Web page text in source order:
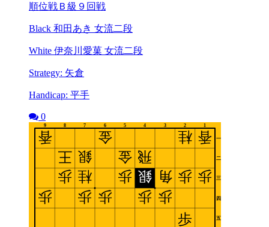
順位戦Ｂ級９回戦
Black 和田あき 女流二段
White 伊奈川愛菓 女流二段
Strategy: 矢倉
Handicap: 平手
0